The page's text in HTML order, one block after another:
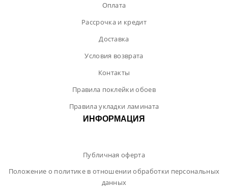
Оплата
Рассрочка и кредит
Доставка
Условия возврата
Контакты
Правила поклейки обоев
Правила укладки ламината
ИНФОРМАЦИЯ
Публичная оферта
Положение о политике в отношении обработки персональных
данных